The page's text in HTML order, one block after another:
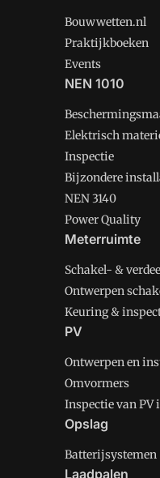
Bouwwetten.nl
Praktijkboeken
Events
NEN 1010
Elektrisch
Inspectie
Bijzondere
NEN 3140
Power Quality
Meterruimte
Schakel- &
Ontwerpen
Keuring &
PV
Ontwerpen en
Omvormers
Inspectie van PV
Opslag
Batterijsystemen
Laadpalen